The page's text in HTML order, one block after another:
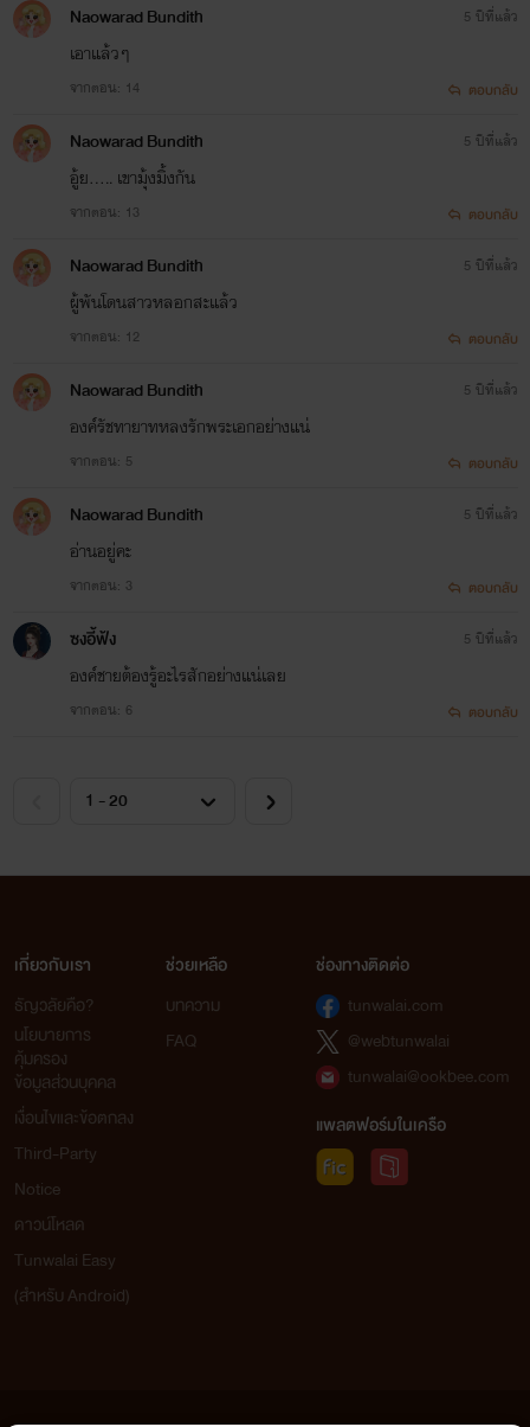
Naowarad Bundith
เอาแล้วๆ
จากตอน: 14
5 ปีที่แล้ว
ตอบกลับ
Naowarad Bundith
อู้ย..... เขามุ้งมิ้งกัน
จากตอน: 13
5 ปีที่แล้ว
ตอบกลับ
Naowarad Bundith
ผู้พันโดนสาวหลอกสะแล้ว
จากตอน: 12
5 ปีที่แล้ว
ตอบกลับ
Naowarad Bundith
องค์​รัชทายาทหลงรักพระเอกอย่างแน่
จากตอน: 5
5 ปีที่แล้ว
ตอบกลับ
Naowarad Bundith
อ่านอยู่คะ
จากตอน: 3
5 ปีที่แล้ว
ตอบกลับ
ซงอี้ฟ้ง
องค์ชายต้องรู้อะไรสักอย่างแน่เลย
จากตอน: 6
5 ปีที่แล้ว
ตอบกลับ
เกี่ยวกับเรา
ธัญวลัยคือ?
นโยบายการ
คุ้มครอง
ข้อมูลส่วนบุคคล
เงื่อนไขและข้อตกลง
Third-Party
Notice
ดาวน์โหลด
Tunwalai Easy
(สำหรับ Android)
ช่วยเหลือ
บทความ
FAQ
ช่องทางติดต่อ
tunwalai.com
@webtunwalai
tunwalai@ookbee.com
แพลตฟอร์มในเครือ